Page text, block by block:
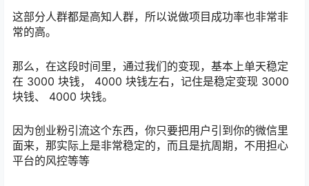
这部分人群都是高知人群，所以说做项目成功率也非常非
常的高。
那么，在这段时间里，通过我们的变现，基本上单天稳定
在 3000 块钱， 4000 块钱左右，记住是稳定变现 3000
块钱、 4000 块钱。
因为创业粉引流这个东西，你只要把用户引到你的微信里
面来，那实际上是非常稳定的，而且是抗周期，不用担心
平台的风控等等